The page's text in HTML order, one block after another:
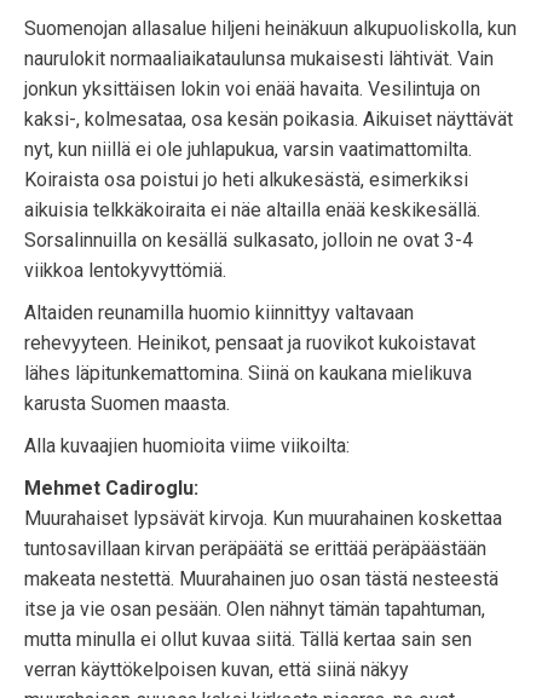
Suomenojan allasalue hiljeni heinäkuun alkupuoliskolla, kun
naurulokit normaaliaikataulunsa mukaisesti lähtivät. Vain
jonkun yksittäisen lokin voi enää havaita. Vesilintuja on
kaksi-, kolmesataa, osa kesän poikasia. Aikuiset näyttävät
nyt, kun niillä ei ole juhlapukua, varsin vaatimattomilta.
Koiraista osa poistui jo heti alkukesästä, esimerkiksi
aikuisia telkkäkoiraita ei näe altailla enää keskikesällä.
Sorsalinnuilla on kesällä sulkasato, jolloin ne ovat 3-4
viikkoa lentokyvyttömiä.
Altaiden reunamilla huomio kiinnittyy valtavaan
rehevyyteen. Heinikot, pensaat ja ruovikot kukoistavat
lähes läpitunkemattomina. Siinä on kaukana mielikuva
karusta Suomen maasta.
Alla kuvaajien huomioita viime viikoilta:
Mehmet Cadiroglu:
Muurahaiset lypsävät kirvoja. Kun muurahainen koskettaa
tuntosavillaan kirvan peräpäätä se erittää peräpäästään
makeata nestettä. Muurahainen juo osan tästä nesteestä
itse ja vie osan pesään. Olen nähnyt tämän tapahtuman,
mutta minulla ei ollut kuvaa siitä. Tällä kertaa sain sen
verran käyttökelpoisen kuvan, että siinä näkyy